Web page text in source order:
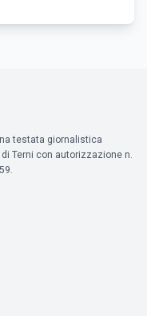
testata giornalistica
Terni con autorizzazione n.